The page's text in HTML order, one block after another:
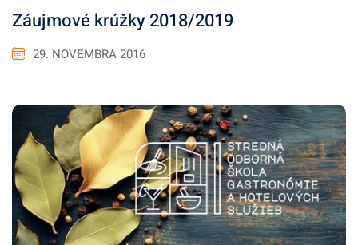
Záujmové krúžky 2018/2019
29. NOVEMBRA 2016